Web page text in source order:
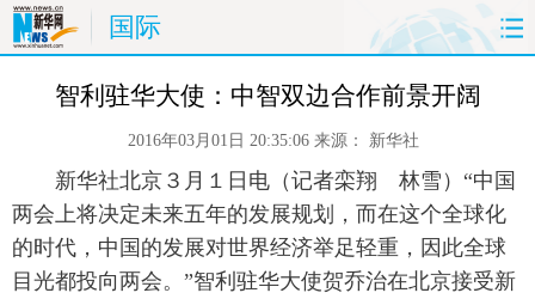
国际
首页 时政 国际 财经
体育 人事
时尚 思客 地方 法治
港澳 台湾 华人 汽车
智利驻华大使：中智双边合作前景开阔
2016年03月01日 20:35:06 来源： 新华社
新华社北京３月１日电（记者栾翔 林雪）“中国
两会上将决定未来五年的发展规划，而在这个全球化
的时代，中国的发展对世界经济举足轻重，因此全球
目光都投向两会。”智利驻华大使贺乔治在北京接受新